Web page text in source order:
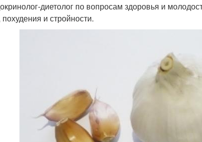
диетолог по вопросам здоровья и
и стройности.